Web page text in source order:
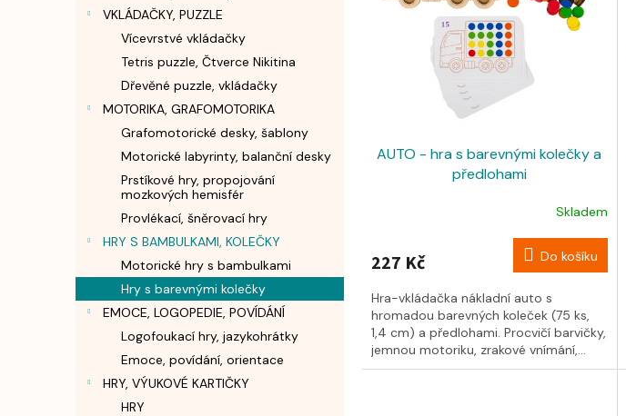
VKLÁDAČKY, PUZZLE
Vícevrstvé vkládačky
Tetris puzzle, Čtverce Nikitina
Dřevěné puzzle, vkládačky
MOTORIKA, GRAFOMOTORIKA
Grafomotorické desky, šablony
Motorické labyrinty, balanční desky
Prstíkové hry, propojování
mozkových hemisfér
Provlékací, šněrovací hry
HRY S BAMBULKAMI, KOLEČKY
Motorické hry s bambulkami
Hry s barevnými kolečky
EMOCE, LOGOPEDIE, POVÍDÁNÍ
Logofoukací hry, jazykohrátky
Emoce, povídání, orientace
HRY, VÝUKOVÉ KARTIČKY
HRY
AUTO - hra s barevnými kolečky a
předlohami
Skladem
227 Kč Do košíku
Hra-vkládačka nákladní auto s
hromadou barevných koleček (75 ks,
1,4 cm) a předlohami. Procvičí barvičky,
jemnou motoriku, zrakové vnímání,...